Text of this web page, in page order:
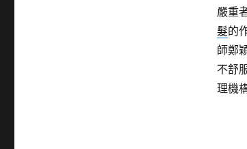
嚴重
髮的
師鄭
不舒
理機